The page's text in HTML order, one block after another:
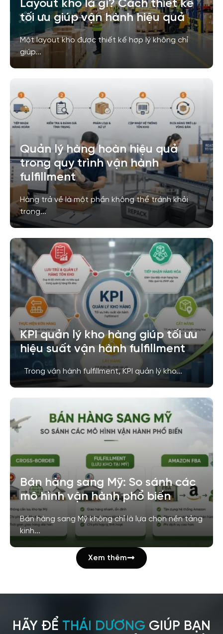
Layout kho là gì? Cách thiết kế
tối ưu giúp vận hành hiệu quả
Một layout kho được thiết kế hợp lý không chỉ
giúp...
Quản lý hàng hoàn hiệu quả
trong quy trình vận hành
fulfillment
Hàng trả về là một phần không thể tránh khỏi
trong...
KPI quản lý kho hàng giúp tối ưu
hiệu suất vận hành fulfillment
Trong vận hành fulfillment, KPI quản lý kho...
Bán hàng sang Mỹ: So sánh các
mô hình vận hành phổ biến
Bán hàng sang Mỹ không chỉ là lựa chọn nền tảng
kinh...
Xem thêm
HÃY ĐỂ THÁI DƯƠNG GIÚP BẠN